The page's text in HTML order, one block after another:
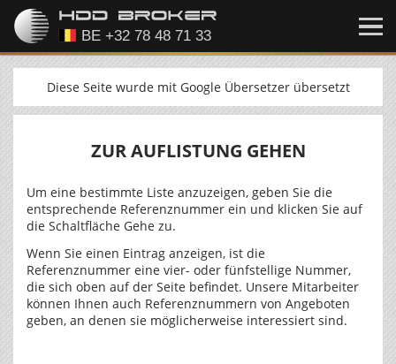
Diese Seite wurde mit Google Übersetzer übersetzt
ZUR AUFLISTUNG GEHEN
Um eine bestimmte Liste anzuzeigen, geben Sie die
entsprechende Referenznummer ein und klicken Sie auf
die Schaltfläche Gehe zu.
Wenn Sie einen Eintrag anzeigen, ist die
Referenznummer eine vier- oder fünfstellige Nummer,
die sich oben auf der Seite befindet. Unsere Mitarbeiter
können Ihnen auch Referenznummern von Angeboten
geben, an denen sie möglicherweise interessiert sind.